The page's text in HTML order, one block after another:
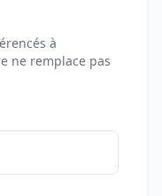
à
ne remplace pas